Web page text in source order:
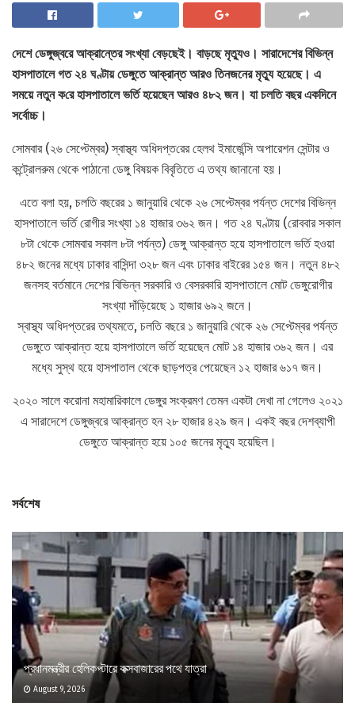
দেশে ডেঙ্গুজ্বরে আক্রান্তের সংখ্যা বেড়ছেই। বাড়ছে মৃত্যুও। সারাদেশের বিভিন্ন
হাসপাতালে গত ২৪ ঘণ্টায় ডেঙ্গুতে আক্রান্ত আরও তিনজনের মৃত্যু হয়েছে। এ
সময়ে নতুন ক‌রে হাসপাতালে ভর্তি হয়েছেন আরও ৪৮২ জন। যা চলতি বছর একদিনে
সর্বোচ্চ।
সোমবার (২৬ সেপ্টেম্বর) স্বাস্থ্য অধিদপ্ত‌রের হেলথ ইমার্জেন্সি অপারেশন সেন্টার ও
কন্ট্রোলরুম থেকে পাঠানো ডেঙ্গু বিষয়ক বিবৃতিতে এ তথ্য জানানো হয়।
এতে বলা হয়, চলতি বছরের ১ জানুয়ারি থেকে ২৬ সেপ্টেম্বর পর্যন্ত দেশের বিভিন্ন
হাসপাতালে ভর্তি রোগীর সংখ্যা ১৪ হাজার ৩৬২ জন। গত ২৪ ঘণ্টায় (রোববার সকাল
৮টা থেকে সোমবার সকাল ৮টা পর্যন্ত) ডেঙ্গু আক্রান্ত হয়ে হাসপাতালে ভর্তি হওয়া
৪৮২ জনের মধ্যে ঢাকার বাসিন্দা ৩২৮ জন এবং ঢাকার বাইরের ১৫৪ জন। নতুন ৪৮২
জনসহ বর্তমানে দেশের বিভিন্ন সরকারি ও বেসরকারি হাসপাতালে মোট ডেঙ্গুরোগীর
সংখ্যা দাঁড়িয়েছে ১ হাজার ৬৯২ জনে।
স্বাস্থ্য অধিদপ্তরের তথ্যমতে, চলতি বছরে ১ জানুয়ারি থেকে ২৬ সেপ্টেম্বর পর্যন্ত
ডেঙ্গুতে আক্রান্ত হয়ে হাসপাতালে ভর্তি হয়েছেন মোট ১৪ হাজার ৩৬২ জন। এর
মধ্যে সুস্থ হয়ে হাসপাতাল থেকে ছাড়পত্র পেয়েছেন ১২ হাজার ৬১৭ জন।
২০২০ সালে করোনা মহামারিকালে ডেঙ্গুর সংক্রমণ তেমন একটা দেখা না গেলেও ২০২১
এ সারাদেশে ডেঙ্গুজ্বরে আক্রান্ত হন ২৮ হাজার ৪২৯ জন। একই বছর দেশব্যাপী
ডেঙ্গুতে আক্রান্ত হয়ে ১০৫ জনের মৃত্যু হয়েছিল।
সর্বশেষ
প্রধানমন্ত্রীর হেলিকপ্টারে কক্সবাজারের পথে যাত্রা
August 9, 2026